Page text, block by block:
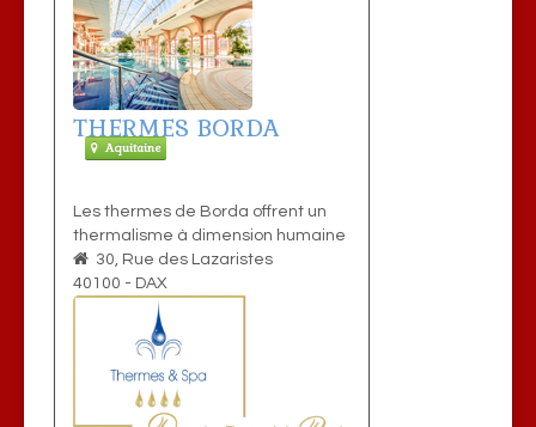
THERMES BORDA
Aquitaine
Les thermes de Borda offrent un
thermalisme à dimension humaine
30, Rue des Lazaristes
40100 - DAX